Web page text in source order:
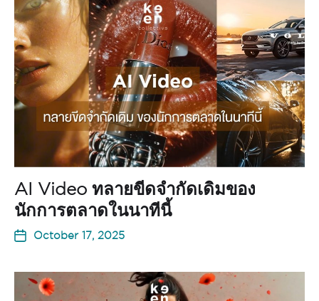
AI Video ทลายขีดจำกัดเดิมของ
นักการตลาดในนาทีนี้
October 17, 2025